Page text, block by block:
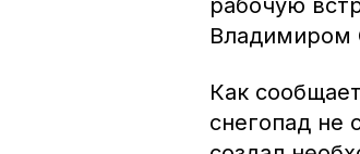
Владимиром
Как
снегопад не